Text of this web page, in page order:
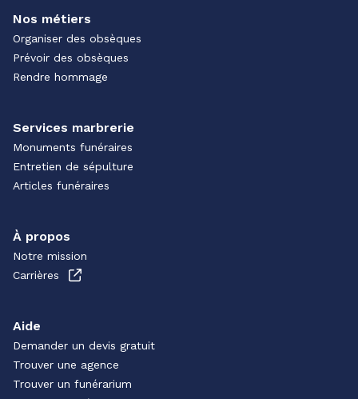
Nos métiers
Organiser des obsèques
Prévoir des obsèques
Rendre hommage
Services marbrerie
Monuments funéraires
Entretien de sépulture
Articles funéraires
À propos
Notre mission
Carrières
Aide
Demander un devis gratuit
Trouver une agence
Trouver un funérarium